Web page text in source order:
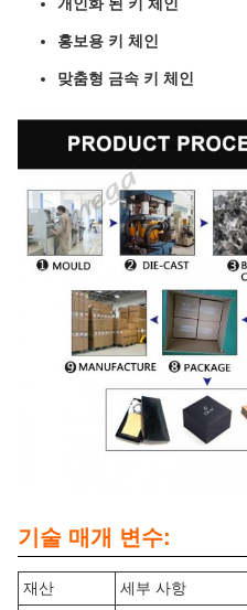
개인화 된 키 체인
홍보용 키 체인
맞춤형 금속 키 체인
기술 매개 변수:
재산
세부 사항